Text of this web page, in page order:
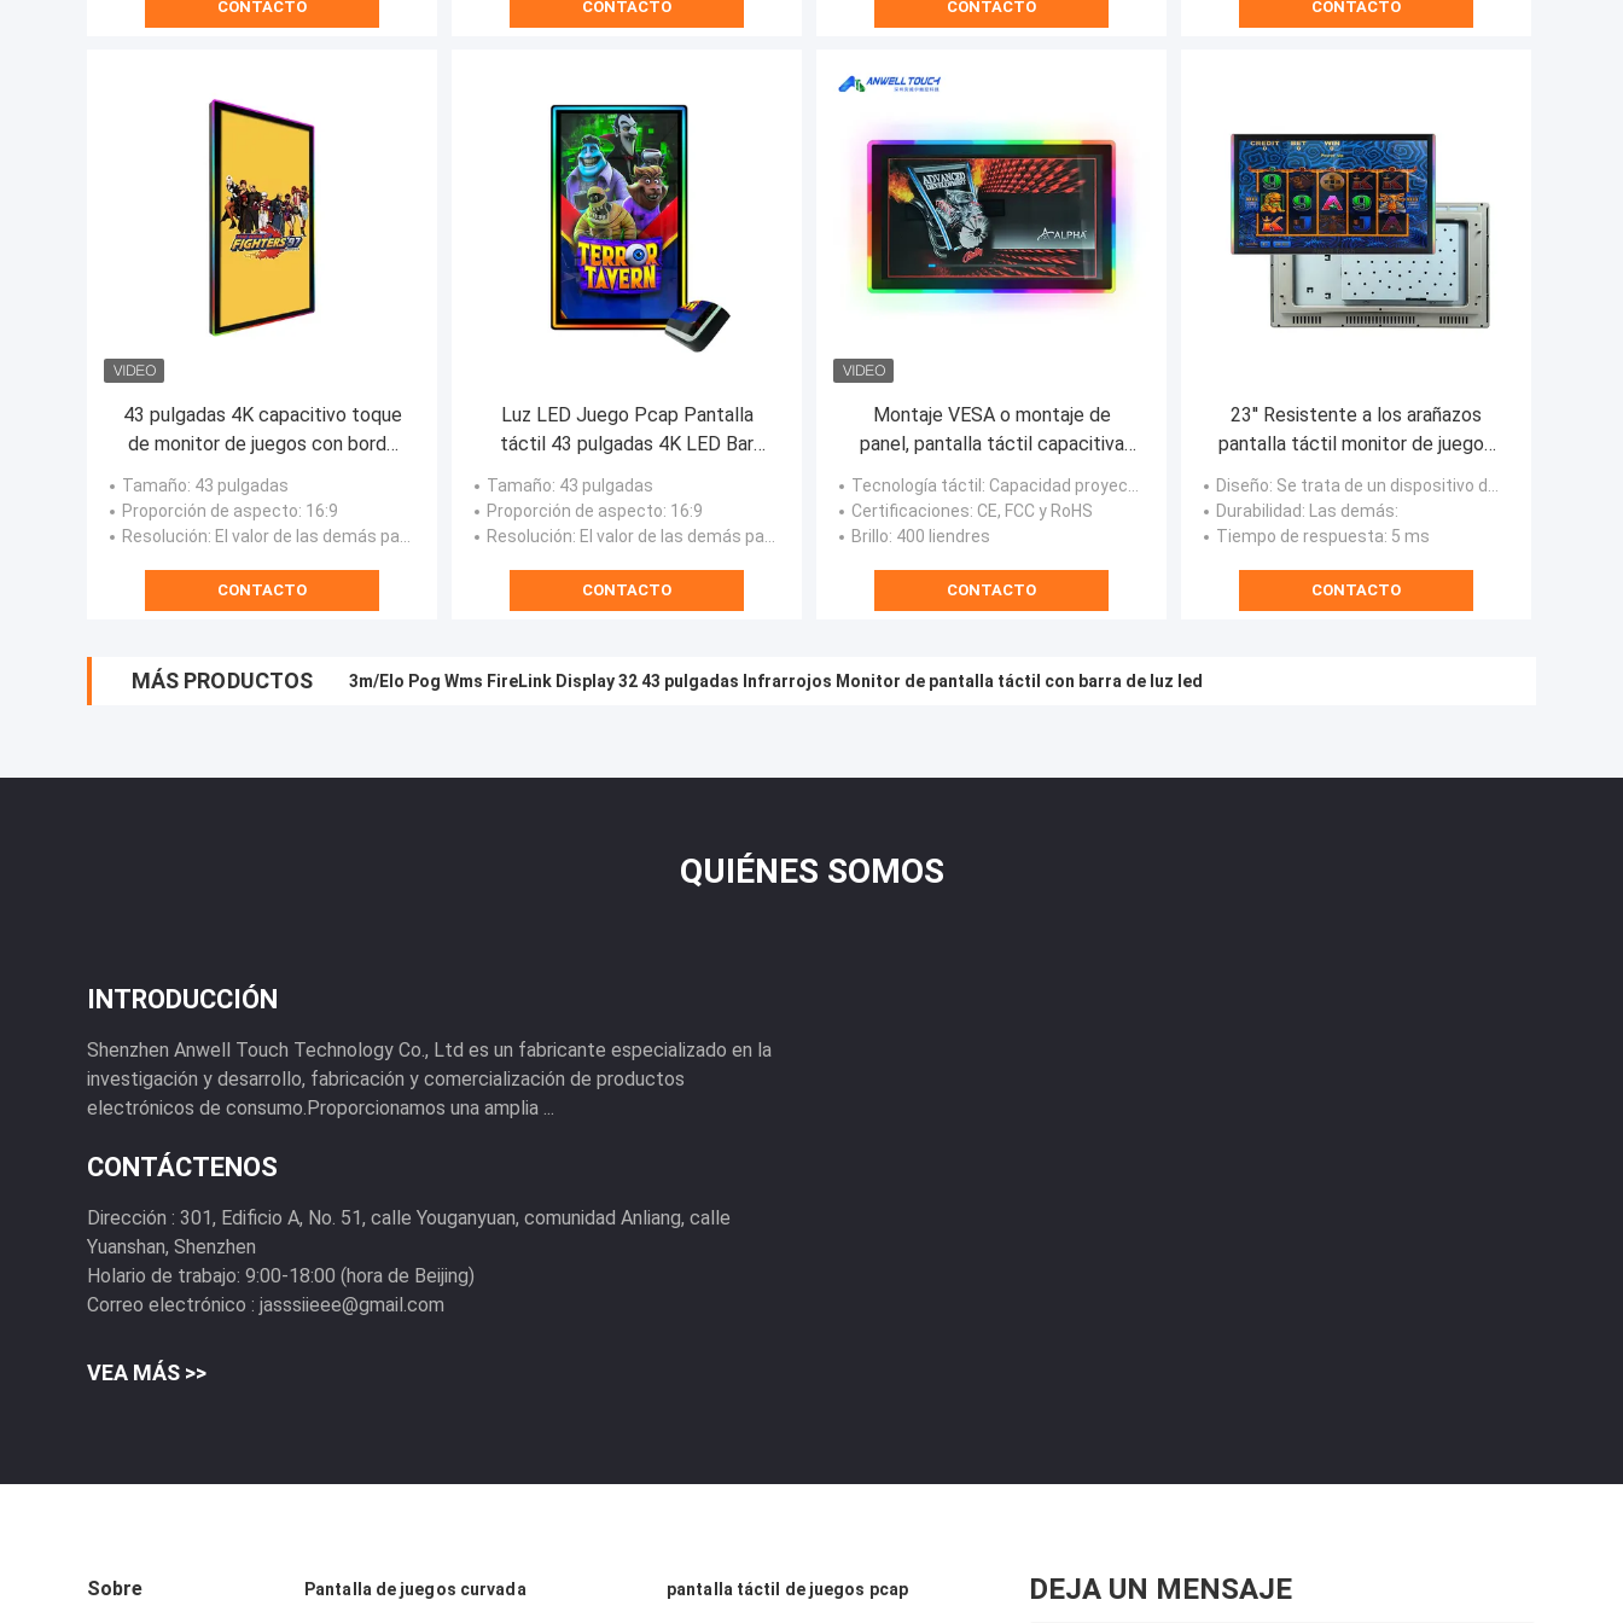
CONTACTO CONTACTO CONTACTO CONTACTO
43 pulgadas 4K capacitivo toque
de monitor de juegos con borde
lateral LED para la señalización
digital interactiva
Tamaño: 43 pulgadas
Proporción de aspecto: 16:9
Resolución: El valor de las demás partidas
CONTACTO
Luz LED Juego Pcap Pantalla
táctil 43 pulgadas 4K LED Bar
Firelink Display vertical original
Tamaño: 43 pulgadas
Proporción de aspecto: 16:9
Resolución: El valor de las demás partidas
CONTACTO
Montaje VESA o montaje de
panel, pantalla táctil capacitiva
proyectada con resistencia a los
deslumbramientos y arañazos
Tecnología táctil : Capacidad proyectada
Certificaciones: CE, FCC y RoHS
Brillo: 400 liendres
CONTACTO
23'' Resistente a los arañazos
pantalla táctil monitor de juegos
con lateral + borde LED bisel para
Aristócrata hélice
Diseño: Se trata de un dispositivo de control de velocidad de la luz LED.
Durabilidad: Las demás:
Tiempo de respuesta: 5 ms
CONTACTO
MÁS PRODUCTOS 3m/Elo Pog Wms FireLink Display 32 43 pulgadas Infrarrojos Monitor de pantalla táctil con barra de luz led
QUIÉNES SOMOS
INTRODUCCIÓN
Shenzhen Anwell Touch Technology Co., Ltd es un fabricante especializado en la
investigación y desarrollo, fabricación y comercialización de productos
electrónicos de consumo.Proporcionamos una amplia ...
CONTÁCTENOS
Dirección : 301, Edificio A, No. 51, calle Youganyuan, comunidad Anliang, calle
Yuanshan, Shenzhen
Holario de trabajo: 9:00-18:00 (hora de Beijing)
Correo electrónico : jasssiieee@gmail.com
VEA MÁS >>
Sobre Pantalla de juegos curvada pantalla táctil de juegos pcap DEJA UN MENSAJE